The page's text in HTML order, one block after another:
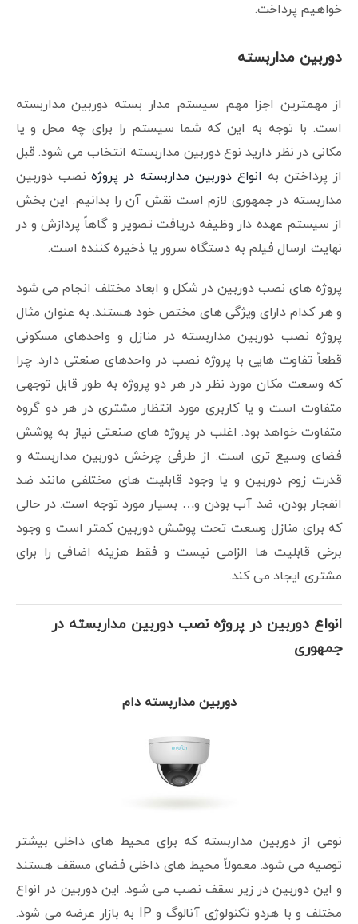
خواهیم پرداخت.
دوربین مداربسته
از مهمترین اجزا مهم سیستم مدار بسته دوربین مداربسته
است. با توجه به این که شما سیستم را برای چه محل و یا
مکانی در نظر دارید نوع دوربین مداربسته انتخاب می شود. قبل
از پرداختن به انواع دوربین مداربسته در پروژهنصب دوربین
مداربسته در جمهوری لازم است نقش آن را بدانیم. این بخش
از سیستم عهده دار وظیفه دریافت تصویر و گاهاً پردازش و در
نهایت ارسال فیلم به دستگاه سرور یا ذخیره کننده است.
پروژه های نصب دوربین در شکل و ابعاد مختلف انجام می شود
و هر کدام دارای ویژگی های مختص خود هستند. به عنوان مثال
پروژه نصب دوربین مداربسته در منازل و واحدهای مسکونی
قطعاً تفاوت هایی با پروژه نصب در واحدهای صنعتی دارد. چرا
که وسعت مکان مورد نظر در هر دو پروژه به طور قابل توجهی
متفاوت است و یا کاربری مورد انتظار مشتری در هر دو گروه
متفاوت خواهد بود. اغلب در پروژه های صنعتی نیاز به پوشش
فضای وسیع تری است. از طرفی چرخش دوربین مداربسته و
قدرت زوم دوربین و یا وجود قابلیت های مختلفی مانند ضد
انفجار بودن، ضد آب بودن و… بسیار مورد توجه است. در حالی
که برای منازل وسعت تحت پوشش دوربین کمتر است و وجود
برخی قابلیت ها الزامی نیست و فقط هزینه اضافی را برای
مشتری ایجاد می کند.
انواع دوربین در پروژه نصب دوربین مداربسته در
جمهوری
دوربین مداربسته دام
نوعی از دوربین مداربسته که برای محیط های داخلی بیشتر
توصیه می شود. معمولاً محیط های داخلی فضای مسقف هستند
و این دوربین در زیر سقف نصب می شود. این دوربین در انواع
مختلف و با هردو تکنولوژی آنالوگ و IP به بازار عرضه می شود.